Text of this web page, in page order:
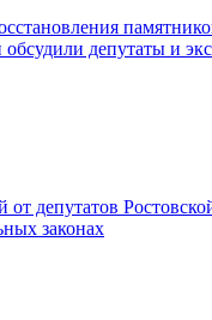
обсудили депутаты и
депутатов
законах